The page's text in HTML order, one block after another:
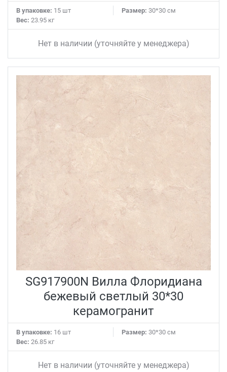
В упаковке: 15 шт Размер: 30*30 см
Вес: 23.95 кг
Нет в наличии (уточняйте у менеджера)
SG917900N Вилла Флоридиана
бежевый светлый 30*30
керамогранит
В упаковке: 16 шт Размер: 30*30 см
Вес: 26.85 кг
Нет в наличии (уточняйте у менеджера)